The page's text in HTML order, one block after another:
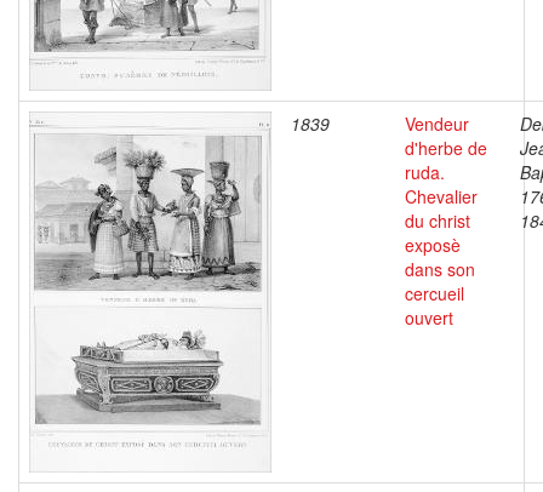
1839
Vendeur
d'herbe de
ruda.
Chevalier
du christ
exposè
dans son
cercueil
ouvert